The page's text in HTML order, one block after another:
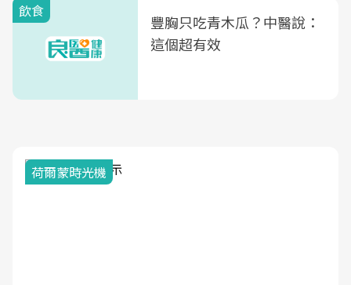
飲食
豐胸只吃青木瓜？中醫說：
這個超有效
荷爾蒙時光機